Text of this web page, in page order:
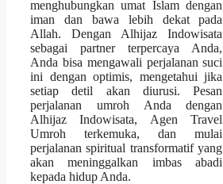
menghubungkan umat Islam dengan
iman dan bawa lebih dekat pada
Allah. Dengan Alhijaz Indowisata
sebagai partner terpercaya Anda,
Anda bisa mengawali perjalanan suci
ini dengan optimis, mengetahui jika
setiap detil akan diurusi. Pesan
perjalanan umroh Anda dengan
Alhijaz Indowisata, Agen Travel
Umroh terkemuka, dan mulai
perjalanan spiritual transformatif yang
akan meninggalkan imbas abadi
kepada hidup Anda.